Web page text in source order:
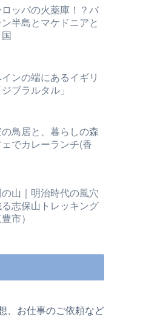
ロッパの火薬庫！？バ
半島とマケドニアと
ンの端にあるイギリ
ブラルタル」
鳥居と、暮らしの森
でカレーランチ(香
山｜明治時代の風穴
志保山トレッキング
豊市）
、お仕事のご依頼など